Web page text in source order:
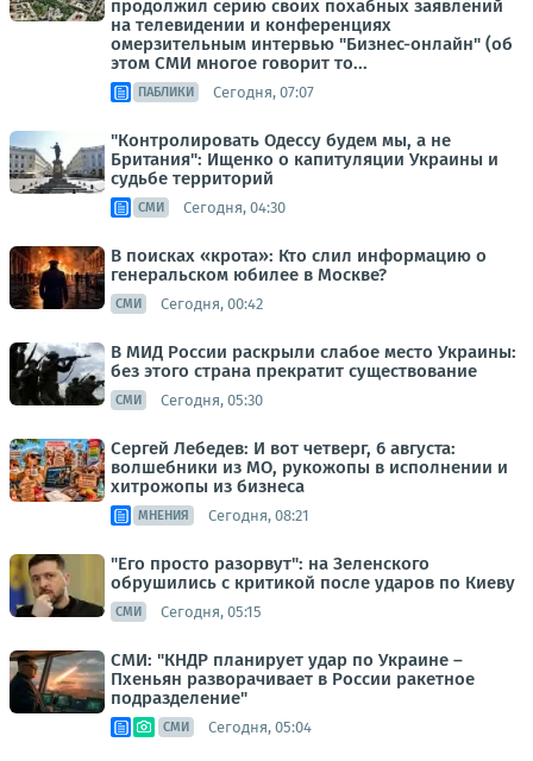
продолжил серию своих похабных заявлений
на телевидении и конференциях
омерзительным интервью "Бизнес-онлайн" (об
этом СМИ многое говорит то...
ПАБЛИКИ Сегодня, 07:07
"Контролировать Одессу будем мы, а не
Британия": Ищенко о капитуляции Украины и
судьбе территорий
СМИ Сегодня, 04:30
В поисках «крота»: Кто слил информацию о
генеральском юбилее в Москве?
СМИ Сегодня, 00:42
В МИД России раскрыли слабое место Украины:
без этого страна прекратит существование
СМИ Сегодня, 05:30
Сергей Лебедев: И вот четверг, 6 августа:
волшебники из МО, рукожопы в исполнении и
хитрожопы из бизнеса
МНЕНИЯ Сегодня, 08:21
"Его просто разорвут": на Зеленского
обрушились с критикой после ударов по Киеву
СМИ Сегодня, 05:15
СМИ: "КНДР планирует удар по Украине –
Пхеньян разворачивает в России ракетное
подразделение"
СМИ Сегодня, 05:04